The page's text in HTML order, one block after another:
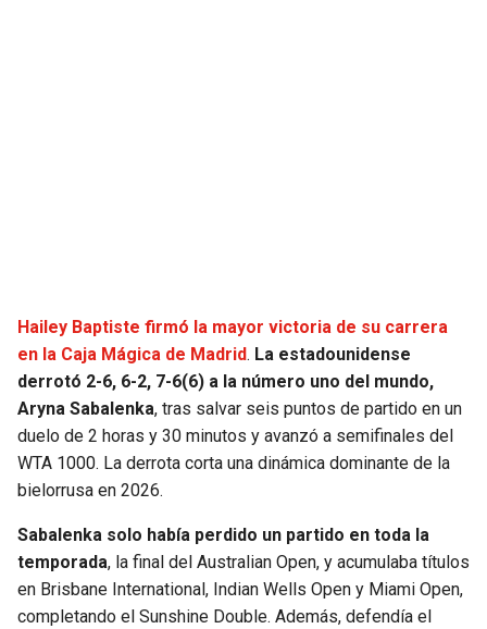
LIONS
PACKERS
FALCONS
PANTHERS
NUGGETS
TIMBERWOLVES
TRAIL BLAZERS
JAZZ
Hailey Baptiste firmó la mayor victoria de su carrera
en la Caja Mágica de Madrid. La estadounidense
derrotó 2-6, 6-2, 7-6(6) a la número uno del mundo,
Aryna Sabalenka, tras salvar seis puntos de partido en un
duelo de 2 horas y 30 minutos y avanzó a semifinales del
WTA 1000. La derrota corta una dinámica dominante de la
bielorrusa en 2026.
Sabalenka solo había perdido un partido en toda la
temporada, la final del Australian Open, y acumulaba títulos
en Brisbane International, Indian Wells Open y Miami Open,
completando el Sunshine Double. Además, defendía el